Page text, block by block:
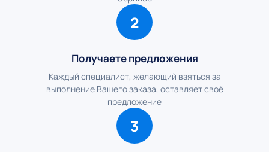
2
Получаете предложения
Каждый специалист, желающий взяться за
выполнение Вашего заказа, оставляет своё
предложение
3